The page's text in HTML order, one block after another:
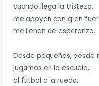
cuando llega la tristeza,
me apoyan con gran
me llenan de esperanza.
Desde pequeños, desde
jugamos en la escuela,
al fútbol a la rueda,